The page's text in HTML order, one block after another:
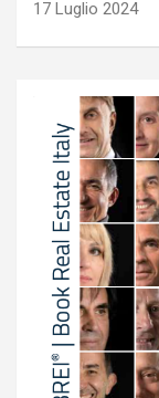
17 Luglio 2024